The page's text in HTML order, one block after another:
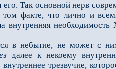
Так основной нерв
факте, что лично и
внутренняя
в небытие, не может с
далее к некоему
трезвучие,